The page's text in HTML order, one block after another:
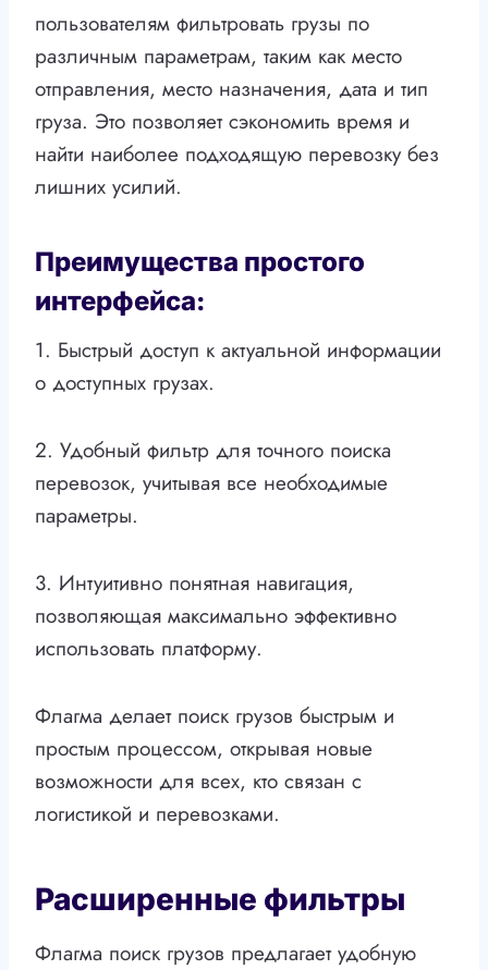
пользователям фильтровать грузы по
различным параметрам, таким как место
отправления, место назначения, дата и тип
груза. Это позволяет сэкономить время и
найти наиболее подходящую перевозку без
лишних усилий.
Преимущества простого
интерфейса:
1. Быстрый доступ к актуальной информации
о доступных грузах.
2. Удобный фильтр для точного поиска
перевозок, учитывая все необходимые
параметры.
3. Интуитивно понятная навигация,
позволяющая максимально эффективно
использовать платформу.
Флагма делает поиск грузов быстрым и
простым процессом, открывая новые
возможности для всех, кто связан с
логистикой и перевозками.
Расширенные фильтры
Флагма поиск грузов предлагает удобную